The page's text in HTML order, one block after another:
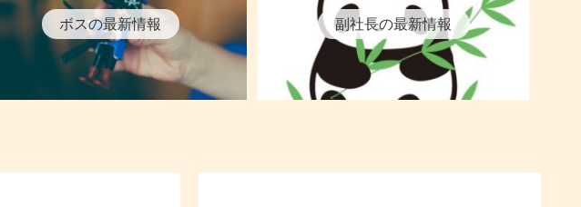
ボスの最新情報 副社長の最新情報